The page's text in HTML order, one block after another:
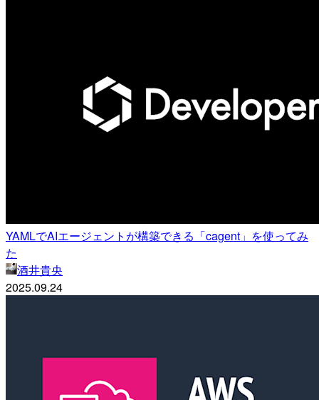
YAMLでAIエージェントが構築できる「cagent」を使ってみ
た
酒井貴央
2025.09.24